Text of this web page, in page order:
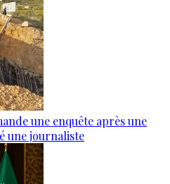
une enquête après une
une journaliste